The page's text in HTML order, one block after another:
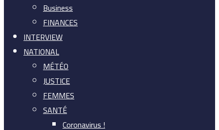
Business
FINANCES
INTERVIEW
NATIONAL
MÉTÉO
JUSTICE
FEMMES
SANTÉ
Coronavirus !